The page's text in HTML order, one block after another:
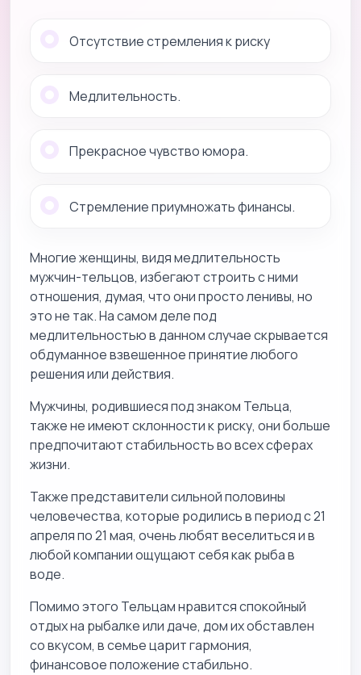
Отсутствие стремления к риску
Медлительность.
Прекрасное чувство юмора.
Стремление приумножать финансы.
Многие женщины, видя медлительность
мужчин-тельцов, избегают строить с ними
отношения, думая, что они просто ленивы, но
это не так. На самом деле под
медлительностью в данном случае скрывается
обдуманное взвешенное принятие любого
решения или действия.
Мужчины, родившиеся под знаком Тельца,
также не имеют склонности к риску, они больше
предпочитают стабильность во всех сферах
жизни.
Также представители сильной половины
человечества, которые родились в период с 21
апреля по 21 мая, очень любят веселиться и в
любой компании ощущают себя как рыба в
воде.
Помимо этого Тельцам нравится спокойный
отдых на рыбалке или даче, дом их обставлен
со вкусом, в семье царит гармония,
финансовое положение стабильно.